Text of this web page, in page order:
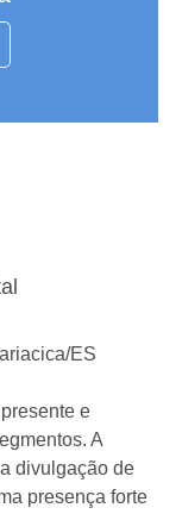
ES
e
A
divulgação de
presença forte